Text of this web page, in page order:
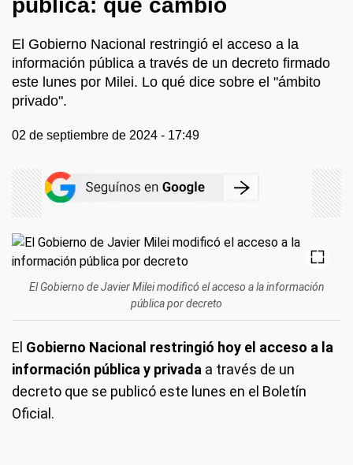
pública: qué cambió
El Gobierno Nacional restringió el acceso a la
información pública a través de un decreto firmado
este lunes por Milei. Lo qué dice sobre el "ámbito
privado".
02 de septiembre de 2024 - 17:49
El Gobierno de Javier Milei modificó el acceso a la información
pública por decreto
El Gobierno Nacional restringió hoy el acceso a la
información pública y privada a través de un
decreto que se publicó este lunes en el Boletín
Oficial.